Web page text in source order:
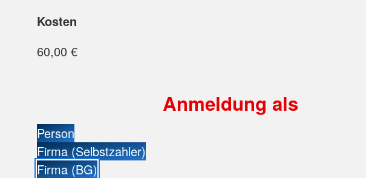
Kosten
60,00 €
Anmeldung als
Person
Firma (Selbstzahler)
Firma (BG)